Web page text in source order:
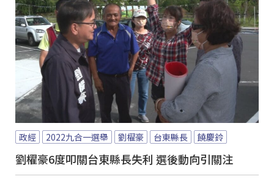
政經 2022九合一選舉 劉櫂豪 台東縣長 饒慶鈴
劉櫂豪6度叩關台東縣長失利 選後動向引關注